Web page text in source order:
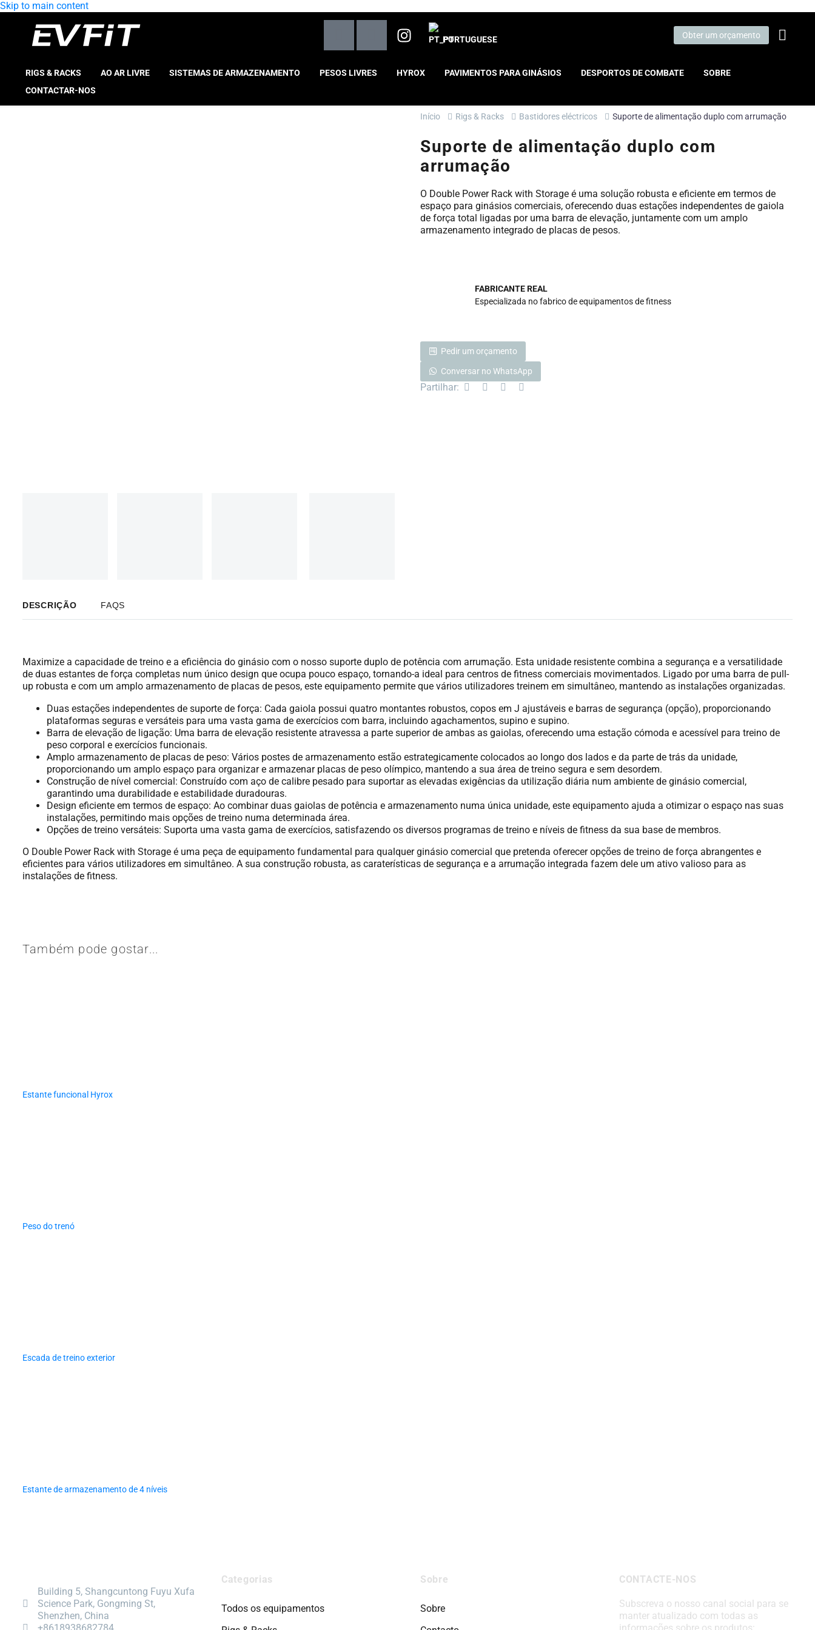
Skip to main content
PORTUGUESE Obter um orçamento
RIGS & RACKS AO AR LIVRE SISTEMAS DE ARMAZENAMENTO PESOS LIVRES HYROX PAVIMENTOS PARA GINÁSIOS DESPORTOS DE COMBATE
SOBRE
CONTACTAR-NOS
Início Rigs & Racks Bastidores eléctricos Suporte de alimentação duplo com arrumação
Suporte de alimentação duplo com
arrumação
O Double Power Rack with Storage é uma solução robusta e eficiente em termos de
espaço para ginásios comerciais, oferecendo duas estações independentes de gaiola
de força total ligadas por uma barra de elevação, juntamente com um amplo
armazenamento integrado de placas de pesos.
FABRICANTE REAL
Especializada no fabrico de equipamentos de fitness
Pedir um orçamento
Conversar no WhatsApp
Partilhar:
DESCRIÇÃO FAQS
Maximize a capacidade de treino e a eficiência do ginásio com o nosso suporte duplo de potência com arrumação. Esta unidade resistente combina a segurança e a versatilidade
de duas estantes de força completas num único design que ocupa pouco espaço, tornando-a ideal para centros de fitness comerciais movimentados. Ligado por uma barra de pull-
up robusta e com um amplo armazenamento de placas de pesos, este equipamento permite que vários utilizadores treinem em simultâneo, mantendo as instalações organizadas.
Duas estações independentes de suporte de força: Cada gaiola possui quatro montantes robustos, copos em J ajustáveis e barras de segurança (opção), proporcionando
plataformas seguras e versáteis para uma vasta gama de exercícios com barra, incluindo agachamentos, supino e supino.
Barra de elevação de ligação: Uma barra de elevação resistente atravessa a parte superior de ambas as gaiolas, oferecendo uma estação cómoda e acessível para treino de
peso corporal e exercícios funcionais.
Amplo armazenamento de placas de peso: Vários postes de armazenamento estão estrategicamente colocados ao longo dos lados e da parte de trás da unidade,
proporcionando um amplo espaço para organizar e armazenar placas de peso olímpico, mantendo a sua área de treino segura e sem desordem.
Construção de nível comercial: Construído com aço de calibre pesado para suportar as elevadas exigências da utilização diária num ambiente de ginásio comercial,
garantindo uma durabilidade e estabilidade duradouras.
Design eficiente em termos de espaço: Ao combinar duas gaiolas de potência e armazenamento numa única unidade, este equipamento ajuda a otimizar o espaço nas suas
instalações, permitindo mais opções de treino numa determinada área.
Opções de treino versáteis: Suporta uma vasta gama de exercícios, satisfazendo os diversos programas de treino e níveis de fitness da sua base de membros.
O Double Power Rack with Storage é uma peça de equipamento fundamental para qualquer ginásio comercial que pretenda oferecer opções de treino de força abrangentes e
eficientes para vários utilizadores em simultâneo. A sua construção robusta, as caraterísticas de segurança e a arrumação integrada fazem dele um ativo valioso para as
instalações de fitness.
Também pode gostar...
Estante funcional Hyrox
Peso do trenó
Escada de treino exterior
Estante de armazenamento de 4 níveis
Building 5, Shangcuntong Fuyu Xufa
Science Park, Gongming St,
Shenzhen, China
+8618938682784
Categorias
Todos os equipamentos
Sobre
Sobre
CONTACTE-NOS
Subscreva o nosso canal social para se
manter atualizado com todas as
informações sobre os produtos: